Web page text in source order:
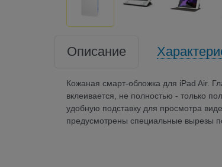
Описание
Кожаная смарт-обложка для iPad Air.
вклеивается, не полностью - только
удобную подставку для просмотра
предусмотрены специальные вырезы